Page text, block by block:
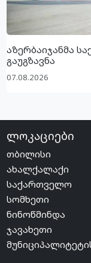
აზერბაიჯანმა
გაუგზავნა
07.08.2026
ლოკაციები
თბილისი
ახალქალაქი
საქართველო
სომხეთი
ნინოწმინდა
ჯავახეთი